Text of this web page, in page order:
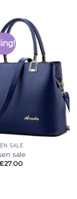
SALE
sale
27.00